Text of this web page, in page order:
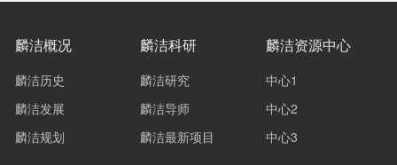
麟洁概况
麟洁历史
麟洁发展
麟洁规划
麟洁科研
麟洁研究
麟洁导师
麟洁最新项目
麟洁资源中心
中心1
中心2
中心3